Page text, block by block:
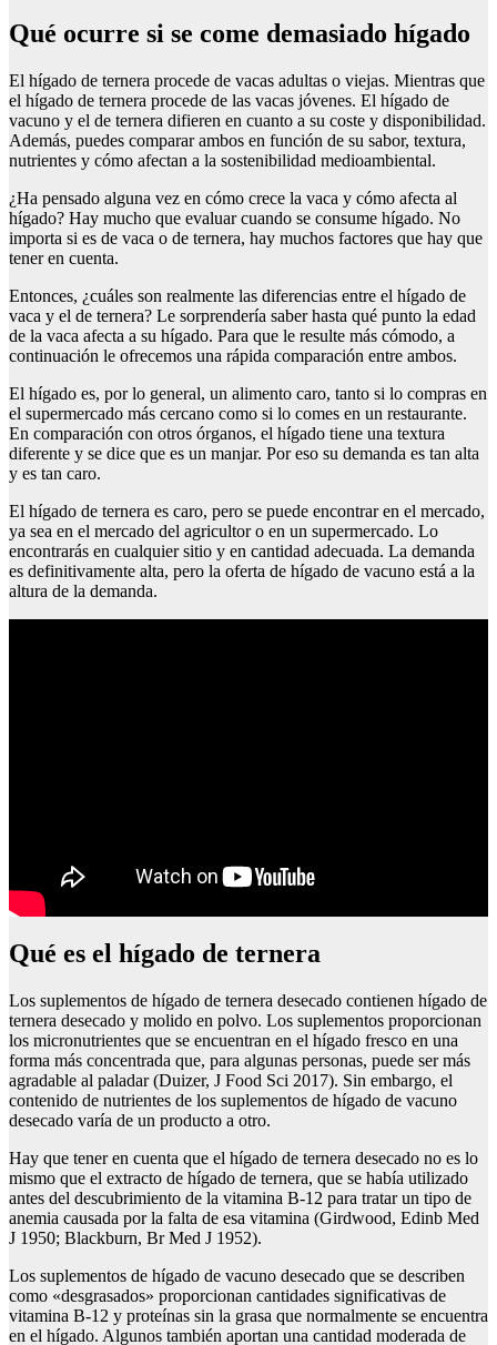
Qué ocurre si se come demasiado hígado
El hígado de ternera procede de vacas adultas o viejas. Mientras que
el hígado de ternera procede de las vacas jóvenes. El hígado de
vacuno y el de ternera difieren en cuanto a su coste y disponibilidad.
Además, puedes comparar ambos en función de su sabor, textura,
nutrientes y cómo afectan a la sostenibilidad medioambiental.
¿Ha pensado alguna vez en cómo crece la vaca y cómo afecta al
hígado? Hay mucho que evaluar cuando se consume hígado. No
importa si es de vaca o de ternera, hay muchos factores que hay que
tener en cuenta.
Entonces, ¿cuáles son realmente las diferencias entre el hígado de
vaca y el de ternera? Le sorprendería saber hasta qué punto la edad
de la vaca afecta a su hígado. Para que le resulte más cómodo, a
continuación le ofrecemos una rápida comparación entre ambos.
El hígado es, por lo general, un alimento caro, tanto si lo compras en
el supermercado más cercano como si lo comes en un restaurante.
En comparación con otros órganos, el hígado tiene una textura
diferente y se dice que es un manjar. Por eso su demanda es tan alta
y es tan caro.
El hígado de ternera es caro, pero se puede encontrar en el mercado,
ya sea en el mercado del agricultor o en un supermercado. Lo
encontrarás en cualquier sitio y en cantidad adecuada. La demanda
es definitivamente alta, pero la oferta de hígado de vacuno está a la
altura de la demanda.
Qué es el hígado de ternera
Los suplementos de hígado de ternera desecado contienen hígado de
ternera desecado y molido en polvo. Los suplementos proporcionan
los micronutrientes que se encuentran en el hígado fresco en una
forma más concentrada que, para algunas personas, puede ser más
agradable al paladar (Duizer, J Food Sci 2017). Sin embargo, el
contenido de nutrientes de los suplementos de hígado de vacuno
desecado varía de un producto a otro.
Hay que tener en cuenta que el hígado de ternera desecado no es lo
mismo que el extracto de hígado de ternera, que se había utilizado
antes del descubrimiento de la vitamina B-12 para tratar un tipo de
anemia causada por la falta de esa vitamina (Girdwood, Edinb Med
J 1950; Blackburn, Br Med J 1952).
Los suplementos de hígado de vacuno desecado que se describen
como «desgrasados» proporcionan cantidades significativas de
vitamina B-12 y proteínas sin la grasa que normalmente se encuentra
en el hígado. Algunos también aportan una cantidad moderada de